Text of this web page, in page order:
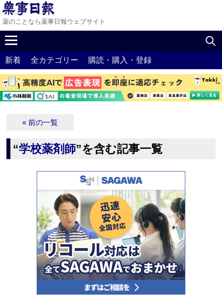
薬のことなら薬事日報ウェブサイト
新着 全カテゴリー 購読・購入・登録
« 前の一覧
“学校薬剤師”を含む記事一覧